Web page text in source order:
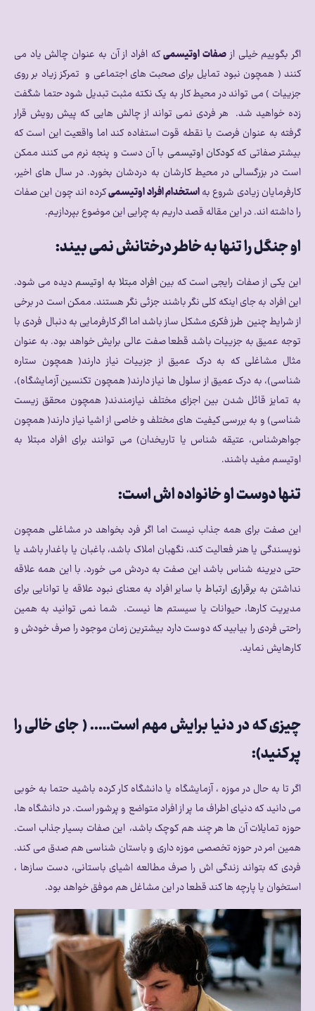
اگر بگوییم خیلی ازصفات اوتیسمیکه افراد از آن به عنوان چالش یاد می
کنند ( همچون نبود تمایل برای صحبت های اجتماعی و تمرکز زیاد بر روی
جزییات ) می تواند در محیط کار به یک نکته مثبت تبدیل شود حتما شگفت
زده خواهید شد. هر فردی نمی تواند از چالش هایی که پیش رویش قرار
گرفته به عنوان فرصت یا نقطه قوت استفاده کند اما واقعیت این است که
بیشتر صفاتی کهکودکان اوتیسمی با آن دست و پنجه نرم می کنند ممکن
است در بزرگسالی در محیط کارشان به دردشان بخورد. در سال های اخیر،
کارفرمایان زیادی شروع بهاستخدام افراد اوتیسمیکرده اند چون این صفات
را داشته اند. در این مقاله قصد داریم به چرایی این موضوع بپردازیم.
او جنگل را تنها به خاطر درختانش نمی بیند:
این یکی از صفات رایجی است که بینافراد مبتلا به اوتیسمدیده می شود.
این افراد به جای اینکه کلی نگر باشند جزئی نگر هستند. ممکن است در برخی
از شرایط چنین طرز فکری مشکل ساز باشد اما اگر کارفرمایی به دنبال فردی با
توجه عمیق به جزییات باشد قطعا صفت عالی برایش خواهد بود. به عنوان
مثال مشاغلی که به درک عمیق از جزییات نیاز دارند( همچون ستاره
شناسی)، به درک عمیق از سلول ها نیاز دارند( همچون تکنسین آزمایشگاه)،
به تمایز قائل شدن بین اجزای مختلف نیازمندند( همچون محقق زیست
شناسی) و به بررسی کیفیت های مختلف و خاصی از اشیا نیاز دارند( همچون
جواهرشناس، عتیقه شناس یا تاریخدان) می توانند برای افراد مبتلا به
اوتیسم مفید باشند.
تنها دوست او خانواده اش است:
این صفت برای همه جذاب نیست اما اگر فرد بخواهد در مشاغلی همچون
نویسندگی یا هنر فعالیت کند، نگهبان املاک باشد، باغبان یا باغدار باشد یا
حتی دیرینه شناس باشد این صفت به دردش می خورد. با این همه علاقه
نداشتن به برقراری ارتباط با سایر افراد به معنای نبود علاقه یا توانایی برای
مدیریت کارها، حیوانات یا سیستم ها نیست. شما نمی توانید به همین
راحتی فردی را بیابید که دوست دارد بیشترین زمان موجود را صرف خودش و
کارهایش نماید.
چیزی که در دنیا برایش مهم است….. ( جای خالی را
پر کنید):
اگر تا به حال در موزه ، آزمایشگاه یا دانشگاه کار کرده باشید حتما به خوبی
می دانید که دنیای اطراف ما پر از افراد متواضع و پرشور است. در دانشگاه ها،
حوزه تمایلات آن ها هر چند هم کوچک باشد، این صفات بسیار جذاب است.
همین امر در حوزه تخصصی موزه داری و باستان شناسی هم صدق می کند.
فردی که بتواند زندگی اش را صرف مطالعه اشیای باستانی، دست سازها ،
استخوان یا پارچه ها کند قطعا در این مشاغل هم موفق خواهد بود.